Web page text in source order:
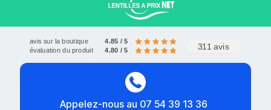
avis sur la boutique 4.85 / 5
évaluation du produit 4.80 / 5 311 avis
Appelez-nous au 07 54 39 13 36